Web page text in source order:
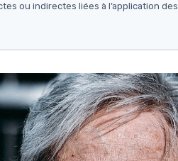
ou indirectes liées à l’application des